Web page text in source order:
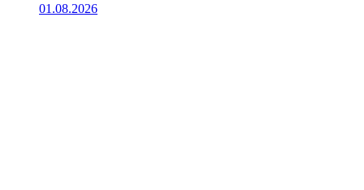
01.08.2026